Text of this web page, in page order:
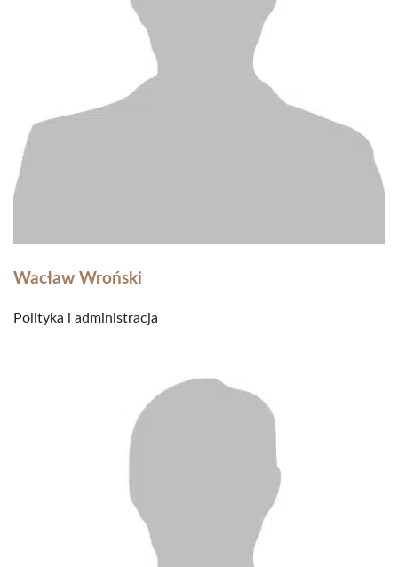
Wacław Wroński
Polityka i administracja